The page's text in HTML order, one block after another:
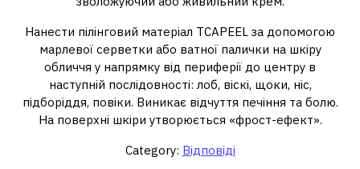
Нанести пілінговий матеріал TCAPEEL за допомогою
марлевої серветки або ватної палички на шкіру
обличчя у напрямку від периферії до центру в
наступній послідовності: лоб, віскі, щоки, ніс,
підборіддя, повіки. Виникає відчуття печіння та болю.
На поверхні шкіри утворюється «фрост-ефект».
Category: Відповіді